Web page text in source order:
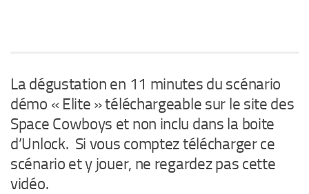
La dégustation en 11 minutes du scénario
démo « Elite » téléchargeable sur le site des
Space Cowboys et non inclu dans la boite
d’Unlock. Si vous comptez télécharger ce
scénario et y jouer, ne regardez pas cette
vidéo.